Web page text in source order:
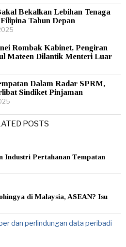
Bekalkan Lebihan Tenaga
Tahun Depan
Rombak Kabinet, Pengiran
Mateen Dilantik Menteri Luar
Dalam Radar SPRM,
Sindiket Pinjaman
POSTS
Industri Pertahanan Tempatan
di Malaysia, ASEAN? Isu